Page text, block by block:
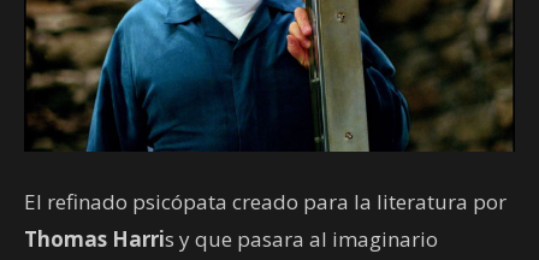
El refinado psicópata creado para la literatura por
Thomas Harris y que pasara al imaginario